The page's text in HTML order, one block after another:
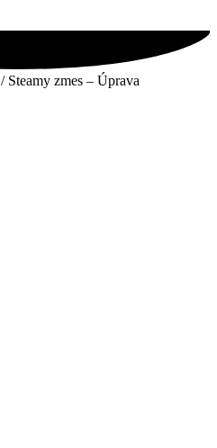
/ Steamy zmes – Úprava